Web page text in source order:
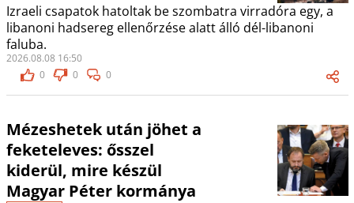
Izraeli csapatok hatoltak be szombatra virradóra egy, a
libanoni hadsereg ellenőrzése alatt álló dél-libanoni
faluba.
2026.08.08 16:50
0
0 0
Mézeshetek után jöhet a
feketeleves: ősszel
kiderül, mire készül
Magyar Péter kormánya